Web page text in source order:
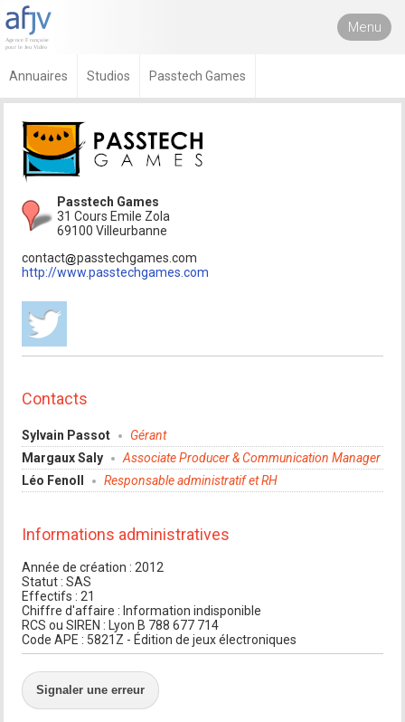
Menu
Annuaires Studios Passtech Games
Passtech Games
31 Cours Emile Zola
69100 Villeurbanne
contact
passtechgames.com
http://www.passtechgames.com
Contacts
Sylvain Passot
Gérant
Margaux Saly
Associate Producer & Communication Manager
Léo Fenoll
Responsable administratif et RH
Informations administratives
Année de création : 2012
Statut : SAS
Effectifs : 21
Chiffre d'affaire : Information indisponible
RCS ou SIREN : Lyon B 788 677 714
Code APE : 5821Z - Édition de jeux électroniques
Signaler une erreur